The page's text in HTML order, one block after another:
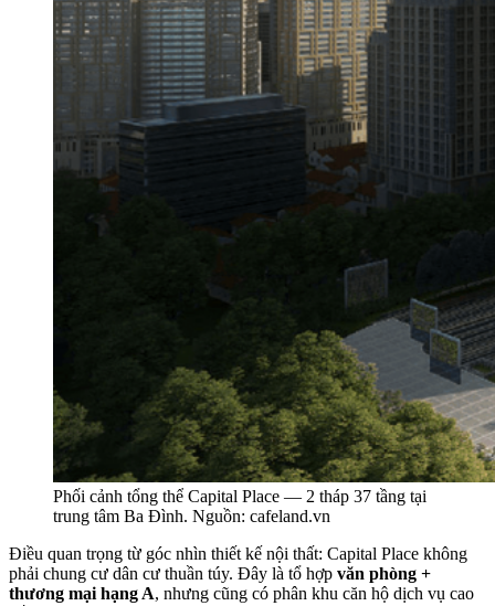
Phối cảnh tổng thể Capital Place — 2 tháp 37 tầng tại
trung tâm Ba Đình. Nguồn: cafeland.vn
Điều quan trọng từ góc nhìn thiết kế nội thất: Capital Place không
phải chung cư dân cư thuần túy. Đây là tổ hợp văn phòng +
thương mại hạng A, nhưng cũng có phân khu căn hộ dịch vụ cao